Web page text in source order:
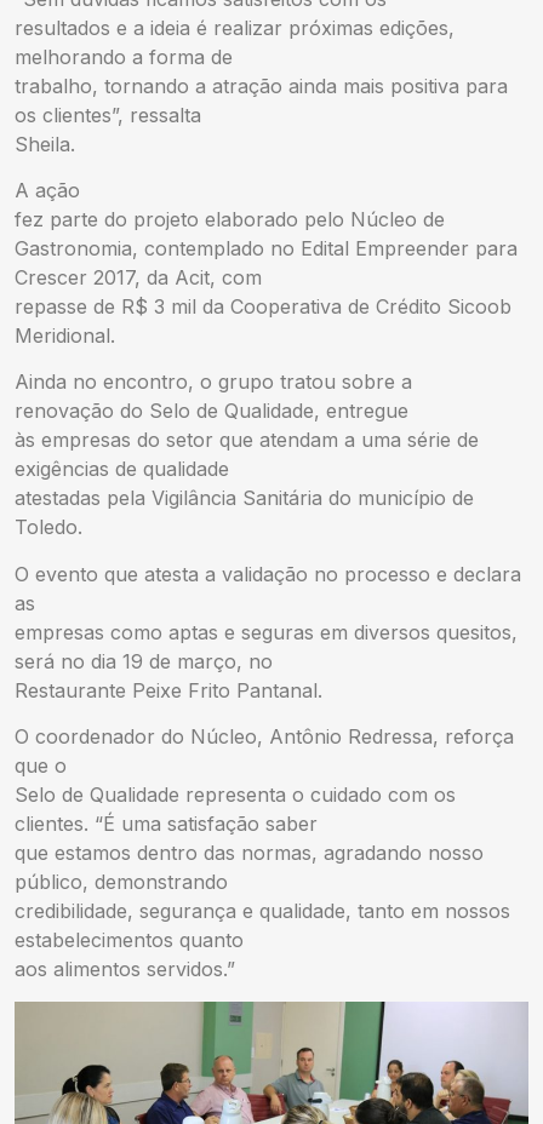
resultados e a ideia é realizar próximas edições,
melhorando a forma de
trabalho, tornando a atração ainda mais positiva para
os clientes”, ressalta
Sheila.
A ação
fez parte do projeto elaborado pelo Núcleo de
Gastronomia, contemplado no Edital Empreender para
Crescer 2017, da Acit, com
repasse de R$ 3 mil da Cooperativa de Crédito Sicoob
Meridional.
Ainda no encontro, o grupo tratou sobre a
renovação do Selo de Qualidade, entregue
às empresas do setor que atendam a uma série de
exigências de qualidade
atestadas pela Vigilância Sanitária do município de
Toledo.
O evento que atesta a validação no processo e declara
as
empresas como aptas e seguras em diversos quesitos,
será no dia 19 de março, no
Restaurante Peixe Frito Pantanal.
O coordenador do Núcleo, Antônio Redressa, reforça
que o
Selo de Qualidade representa o cuidado com os
clientes. “É uma satisfação saber
que estamos dentro das normas, agradando nosso
público, demonstrando
credibilidade, segurança e qualidade, tanto em nossos
estabelecimentos quanto
aos alimentos servidos.”